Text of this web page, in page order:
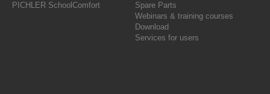
PICHLER SchoolComfort
Spare Parts
Webinars & training courses
Download
Services for users